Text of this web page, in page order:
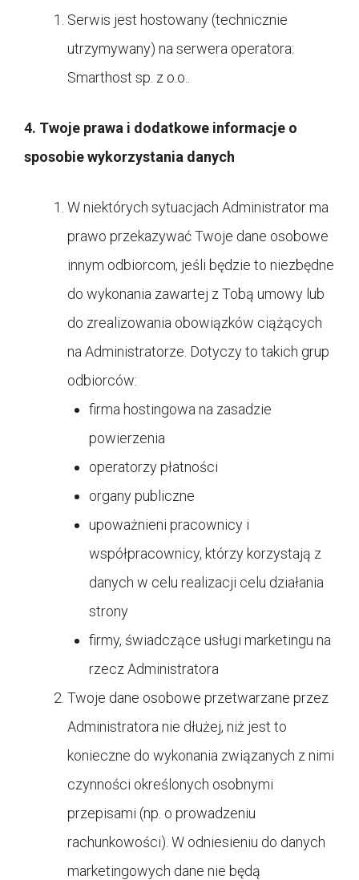
Serwis jest hostowany (technicznie
utrzymywany) na serwera operatora:
Smarthost sp. z o.o..
4. Twoje prawa i dodatkowe informacje o
sposobie wykorzystania danych
W niektórych sytuacjach Administrator ma
prawo przekazywać Twoje dane osobowe
innym odbiorcom, jeśli będzie to niezbędne
do wykonania zawartej z Tobą umowy lub
do zrealizowania obowiązków ciążących
na Administratorze. Dotyczy to takich grup
odbiorców:
firma hostingowa na zasadzie
powierzenia
operatorzy płatności
organy publiczne
upoważnieni pracownicy i
współpracownicy, którzy korzystają z
danych w celu realizacji celu działania
strony
firmy, świadczące usługi marketingu na
rzecz Administratora
Twoje dane osobowe przetwarzane przez
Administratora nie dłużej, niż jest to
konieczne do wykonania związanych z nimi
czynności określonych osobnymi
przepisami (np. o prowadzeniu
rachunkowości). W odniesieniu do danych
marketingowych dane nie będą